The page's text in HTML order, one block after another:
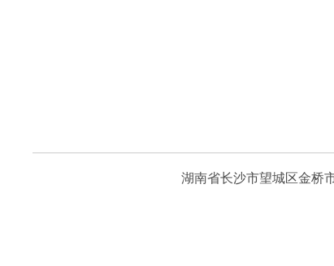
湖南省长沙市望城区金桥